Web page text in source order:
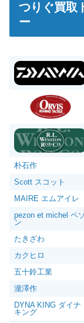
つりぐ買取
ー
朴石作
Scott スコット
MAIRE エムアイレ
pezon et michel ペ
ン
たきざわ
カクヒロ
五十鈴工業
瀧澤作
DYNA KING ダイナ
キング